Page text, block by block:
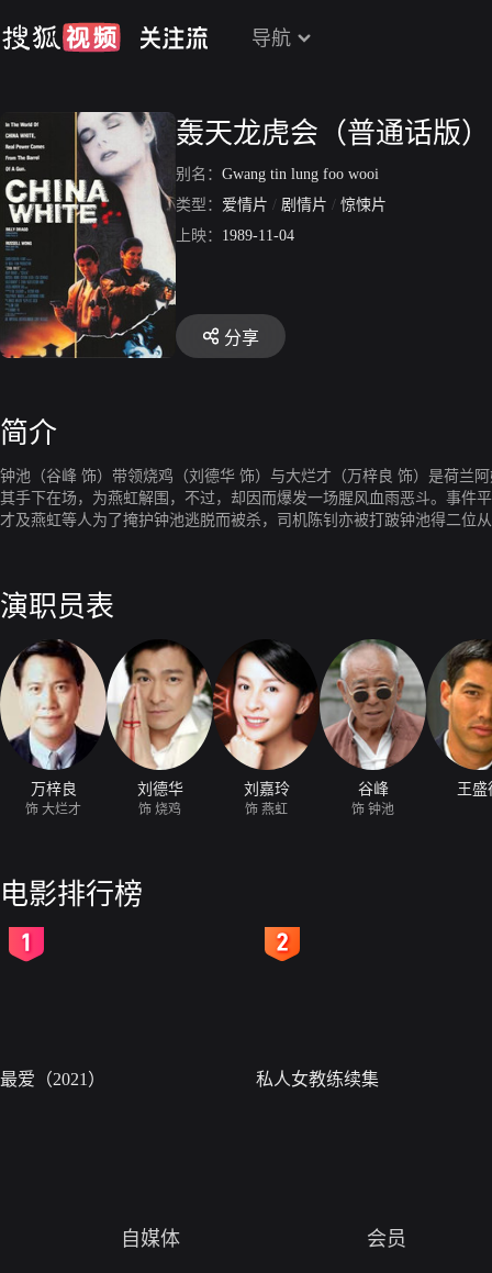
导航
轰天龙虎会（普通话版）
别名： Gwang tin lung foo wooi
类型： 爱情片 / 剧情片 / 惊悚片
上映： 1989-11-04
分享
简介
钟池（谷峰 饰）带领烧鸡（刘德华 饰）与大烂才（万梓良 饰）是荷兰
其手下在场，为燕虹解围，不过，却因而爆发一场腥风血雨恶斗。事件
才及燕虹等人为了掩护钟池逃脱而被杀，司机陈钊亦被打跛钟池得二位
演职员表
万梓良
饰 大烂才
刘德华
饰 烧鸡
刘嘉玲
饰 燕虹
谷峰
饰 钟池
王盛
电影排行榜
最爱（2021） 私人女教练续集
自媒体 会员